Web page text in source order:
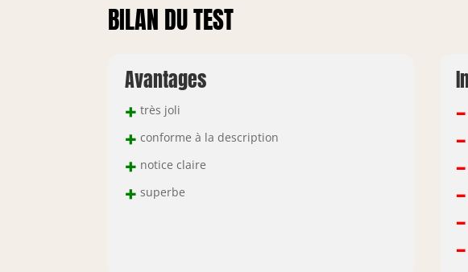
BILAN DU TEST
Avantages
+ très joli
+ conforme à la description
+ notice claire
+ superbe
–
–
–
–
–
–